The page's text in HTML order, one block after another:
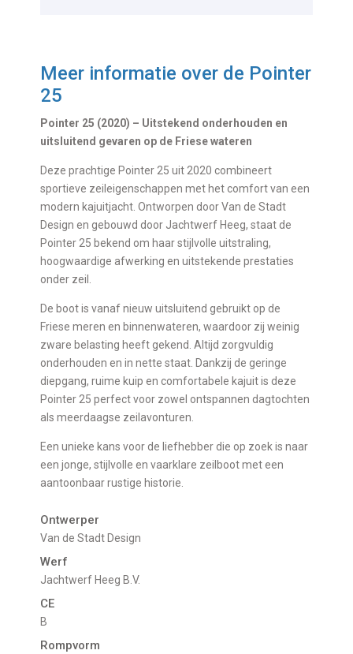
Meer informatie over de Pointer
25
Pointer 25 (2020) – Uitstekend onderhouden en
uitsluitend gevaren op de Friese wateren
Deze prachtige Pointer 25 uit 2020 combineert
sportieve zeileigenschappen met het comfort van een
modern kajuitjacht. Ontworpen door Van de Stadt
Design en gebouwd door Jachtwerf Heeg, staat de
Pointer 25 bekend om haar stijlvolle uitstraling,
hoogwaardige afwerking en uitstekende prestaties
onder zeil.
De boot is vanaf nieuw uitsluitend gebruikt op de
Friese meren en binnenwateren, waardoor zij weinig
zware belasting heeft gekend. Altijd zorgvuldig
onderhouden en in nette staat. Dankzij de geringe
diepgang, ruime kuip en comfortabele kajuit is deze
Pointer 25 perfect voor zowel ontspannen dagtochten
als meerdaagse zeilavonturen.
Een unieke kans voor de liefhebber die op zoek is naar
een jonge, stijlvolle en vaarklare zeilboot met een
aantoonbaar rustige historie.
Ontwerper
Van de Stadt Design
Werf
Jachtwerf Heeg B.V.
CE
B
Rompvorm